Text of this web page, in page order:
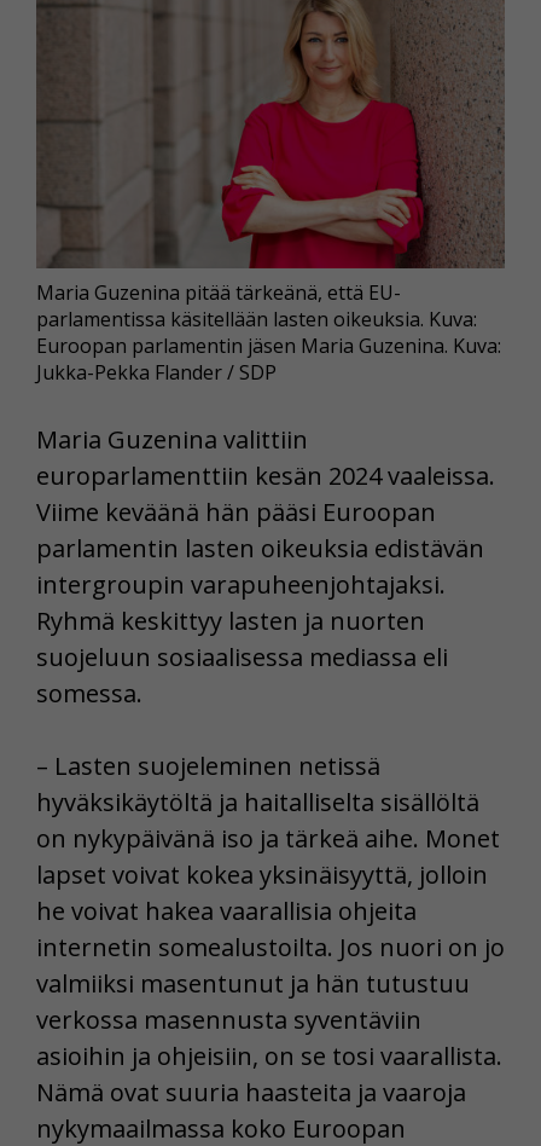
Maria Guzenina pitää tärkeänä, että EU-
parlamentissa käsitellään lasten oikeuksia. Kuva:
Euroopan parlamentin jäsen Maria Guzenina. Kuva:
Jukka-Pekka Flander / SDP
Maria Guzenina valittiin
europarlamenttiin kesän 2024 vaaleissa.
Viime keväänä hän pääsi Euroopan
parlamentin lasten oikeuksia edistävän
intergroupin varapuheenjohtajaksi.
Ryhmä keskittyy lasten ja nuorten
suojeluun sosiaalisessa mediassa eli
somessa.
– Lasten suojeleminen netissä
hyväksikäytöltä ja haitalliselta sisällöltä
on nykypäivänä iso ja tärkeä aihe. Monet
lapset voivat kokea yksinäisyyttä, jolloin
he voivat hakea vaarallisia ohjeita
internetin somealustoilta. Jos nuori on jo
valmiiksi masentunut ja hän tutustuu
verkossa masennusta syventäviin
asioihin ja ohjeisiin, on se tosi vaarallista.
Nämä ovat suuria haasteita ja vaaroja
nykymaailmassa koko Euroopan